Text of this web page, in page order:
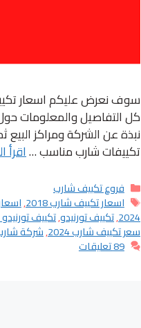
كل التفاصيل والمعلومات
تكييفات شارب مناسب …اقرأ
التصنيفات
فروع تكييف شارب
الوسوم
اسعار تكييف شارب 2018 ,
2024
,تكييف تورنيدو,تكييف
سعر تكييف شارب 2024 ,شركة
89 تعليقات